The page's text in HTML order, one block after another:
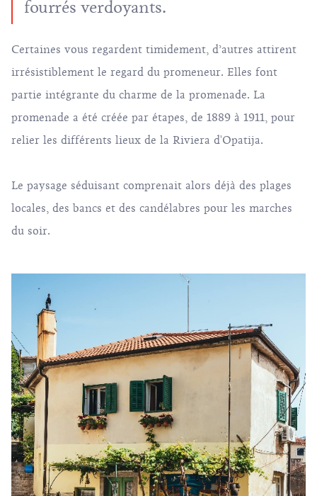
fourrés verdoyants.
Certaines vous regardent timidement, d’autres attirent
irrésistiblement le regard du promeneur. Elles font
partie intégrante du charme de la promenade. La
promenade a été créée par étapes, de 1889 à 1911, pour
relier les différents lieux de la Riviera d'Opatija.
Le paysage séduisant comprenait alors déjà des plages
locales, des bancs et des candélabres pour les marches
du soir.